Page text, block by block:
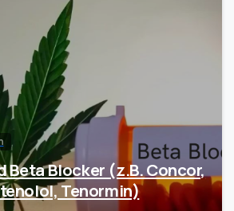
Beta Blocker (z.B. Concor,
Tenormin)